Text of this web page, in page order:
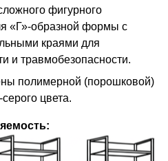
фигурного
«Г»-образной формы с
краями для
и травмобезопасности.
полимерной (порошковой)
цвета.